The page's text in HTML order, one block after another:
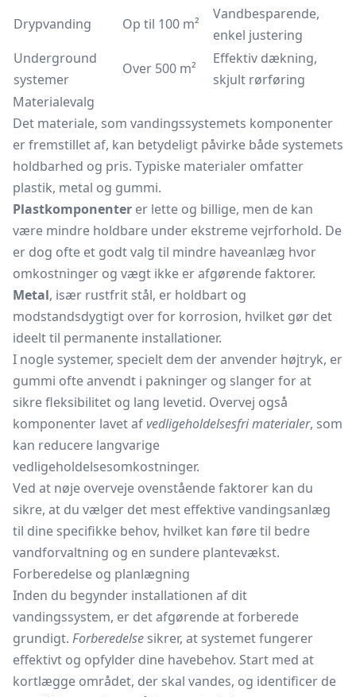
Drypvanding Op til 100 m²
Vandbesparende,
enkel justering
Underground
systemer
Over 500 m²
Effektiv dækning,
skjult rørføring
Materialevalg
Det materiale, som vandingssystemets komponenter
er fremstillet af, kan betydeligt påvirke både systemets
holdbarhed og pris. Typiske materialer omfatter
plastik, metal og gummi.
Plastkomponenter er lette og billige, men de kan
være mindre holdbare under ekstreme vejrforhold. De
er dog ofte et godt valg til mindre haveanlæg hvor
omkostninger og vægt ikke er afgørende faktorer.
Metal, især rustfrit stål, er holdbart og
modstandsdygtigt over for korrosion, hvilket gør det
ideelt til permanente installationer.
I nogle systemer, specielt dem der anvender højtryk, er
gummi ofte anvendt i pakninger og slanger for at
sikre fleksibilitet og lang levetid. Overvej også
komponenter lavet afvedligeholdelsesfri materialer, som
kan reducere langvarige
vedligeholdelsesomkostninger.
Ved at nøje overveje ovenstående faktorer kan du
sikre, at du vælger det mest effektive vandingsanlæg
til dine specifikke behov, hvilket kan føre til bedre
vandforvaltning og en sundere plantevækst.
Forberedelse og planlægning
Inden du begynder installationen af dit
vandingssystem, er det afgørende at forberede
grundigt. Forberedelse sikrer, at systemet fungerer
effektivt og opfylder dine havebehov. Start med at
kortlægge området, der skal vandes, og identificer de